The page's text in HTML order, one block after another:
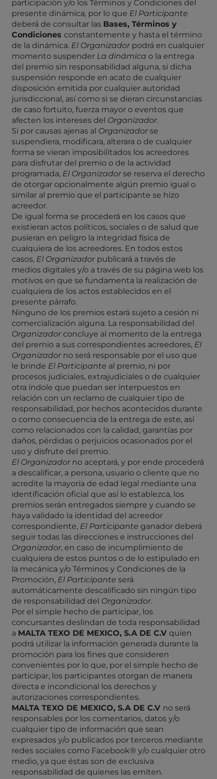
participación y/o los Términos y Condiciones del
presente dinámica, por lo que El Participante
deberá de consultar las Bases, Términos y
Condiciones constantemente y hasta el término
de la dinámica. El Organizador podrá en cualquier
momento suspender La dinámica o la entrega
del premio sin responsabilidad alguna, si dicha
suspensión responde en acato de cualquier
disposición emitida por cualquier autoridad
jurisdiccional, así como si se dieran circunstancias
de caso fortuito, fuerza mayor o eventos que
afecten los intereses del Organizador.
Si por causas ajenas al Organizadorse
suspendiera, modificara, alterara o de cualquier
forma se vieran imposibilitados los acreedores
para disfrutar del premio o de la actividad
programada, El Organizadorse reserva el derecho
de otorgar opcionalmente algún premio igual o
similar al premio que el participante se hizo
acreedor.
De igual forma se procederá en los casos que
existieran actos políticos, sociales o de salud que
pusieran en peligro la integridad física de
cualquiera de los acreedores. En todos estos
casos, El Organizador publicará a través de
medios digitales y/o a través de su página web los
motivos en que se fundamenta la realización de
cualquiera de los actos establecidos en el
presente párrafo.
Ninguno de los premios estará sujeto a cesión ni
comercialización alguna. La responsabilidad del
Organizadorconcluye al momento de la entrega
del premio a sus correspondientes acreedores, El
Organizador no será responsable por el uso que
le brinde El Participante al premio, ni por
procesos judiciales, extrajudiciales o de cualquier
otra índole que puedan ser interpuestos en
relación con un reclamo de cualquier tipo de
responsabilidad, por hechos acontecidos durante
o como consecuencia de la entrega de este, así
como relacionados con la calidad, garantías por
daños, pérdidas o perjuicios ocasionados por el
uso y disfrute del premio.
El Organizador no aceptará, y por ende procederá
a descalificar, a persona, usuario o cliente que no
acredite la mayoría de edad legal mediante una
identificación oficial que así lo establezca, los
premios serán entregados siempre y cuando se
haya validado la identidad del acreedor
correspondiente, El Participante ganador deberá
seguir todas las direcciones e instrucciones del
Organizador, en caso de incumplimiento de
cualquiera de estos puntos o de lo estipulado en
la mecánica y/o Términos y Condiciones de la
Promoción, El Participante será
automáticamente descalificado sin ningún tipo
de responsabilidad del Organizador.
Por el simple hecho de participar, los
concursantes deslindan de toda responsabilidad
a MALTA TEXO DE MEXICO, S.A DE C.V quien
podrá utilizar la información generada durante la
promoción para los fines que consideren
convenientes por lo que, por el simple hecho de
participar, los participantes otorgan de manera
directa e incondicional los derechos y
autorizaciones correspondientes.
MALTA TEXO DE MEXICO, S.A DE C.V no será
responsables por los comentarios, datos y/o
cualquier tipo de información que sean
expresados y/o publicados por terceros mediante
redes sociales como Facebook® y/o cualquier otro
medio, ya que éstas son de exclusiva
responsabilidad de quienes las emiten.